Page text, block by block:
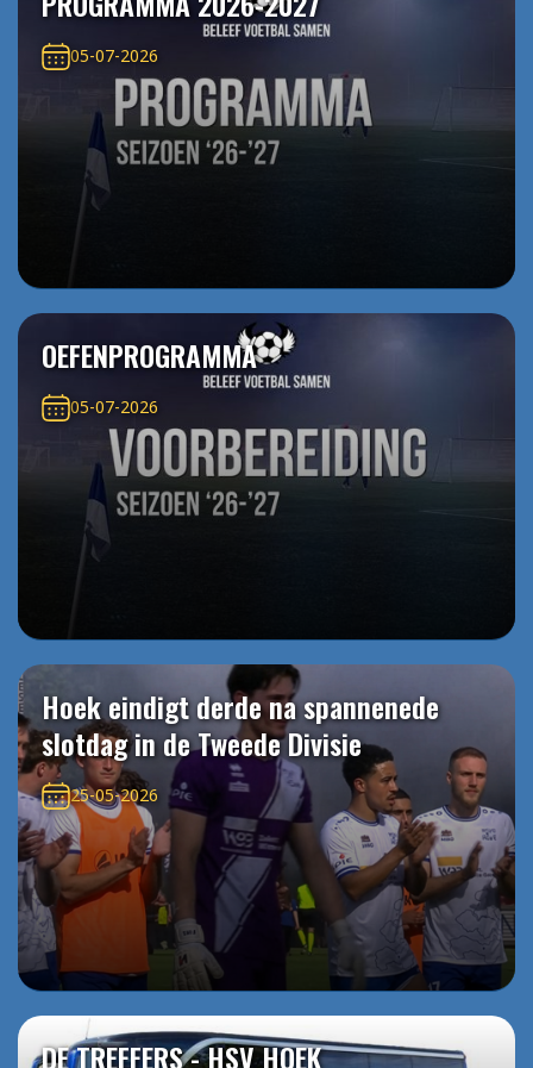
05-07-2026
OEFENPROGRAMMA
05-07-2026
Hoek eindigt derde na spannenede
slotdag in de Tweede Divisie
25-05-2026
DE TREFFERS - HSV HOEK